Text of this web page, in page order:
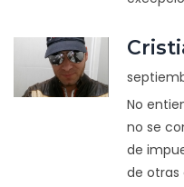
No
no se
de
de otras